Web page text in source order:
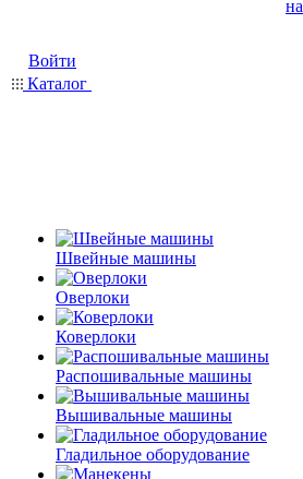
Войти
Каталог
Швейные машины
Оверлоки
Коверлоки
Распошивальные машины
Вышивальные машины
Гладильное оборудование